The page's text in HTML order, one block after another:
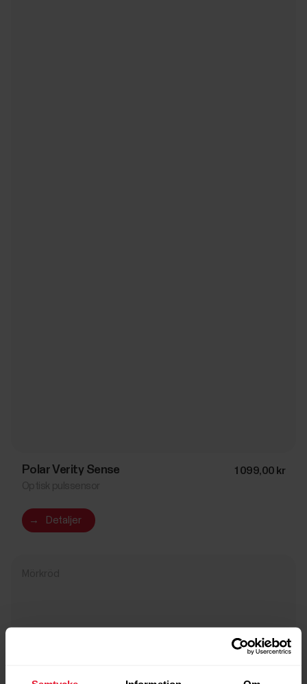
Polar Verity Sense 1 099,00 kr
→ Detaljer